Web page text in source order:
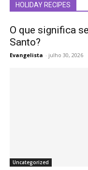
HOLIDAY RECIPES
O que significa
Santo?
Evangelista - julho 30, 2026
Uncategorized